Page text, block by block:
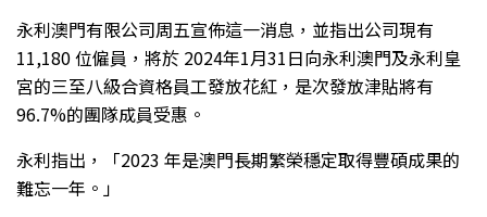
永利澳門有限公司周五宣佈這一消息，並指出公司現有
11,180 位僱員，將於 2024年1月31日向永利澳門及永利皇
宮的三至八級合資格員工發放花紅，是次發放津貼將有
96.7%的團隊成員受惠。
永利指出，「2023 年是澳門長期繁榮穩定取得豐碩成果的
難忘一年。」